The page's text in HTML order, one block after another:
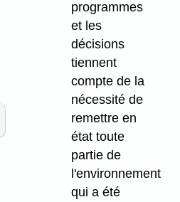
programmes
et les
décisions
tiennent
compte de la
nécessité de
remettre en
état toute
partie de
l'environnement
qui a été